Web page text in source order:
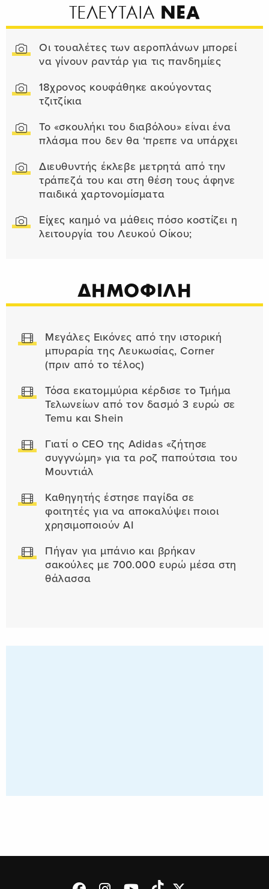
ΤΕΛΕΥΤΑΙΑ ΝΕΑ
Οι τουαλέτες των αεροπλάνων μπορεί
να γίνουν ραντάρ για τις πανδημίες
18χρονος κουφάθηκε ακούγοντας
τζιτζίκια
Το «σκουλήκι του διαβόλου» είναι ένα
πλάσμα που δεν θα ‘πρεπε να υπάρχει
Διευθυντής έκλεβε μετρητά από την
τράπεζά του και στη θέση τους άφηνε
παιδικά χαρτονομίσματα
Είχες καημό να μάθεις πόσο κοστίζει η
λειτουργία του Λευκού Οίκου;
ΔΗΜΟΦΙΛΗ
Μεγάλες Εικόνες από την ιστορική
μπυραρία της Λευκωσίας, Corner
(πριν από το τέλος)
Τόσα εκατομμύρια κέρδισε το Τμήμα
Τελωνείων από τον δασμό 3 ευρώ σε
Temu και Shein
Γιατί ο CEO της Adidas «ζήτησε
συγγνώμη» για τα ροζ παπούτσια του
Μουντιάλ
Καθηγητής έστησε παγίδα σε
φοιτητές για να αποκαλύψει ποιοι
χρησιμοποιούν AI
Πήγαν για μπάνιο και βρήκαν
σακούλες με 700.000 ευρώ μέσα στη
θάλασσα